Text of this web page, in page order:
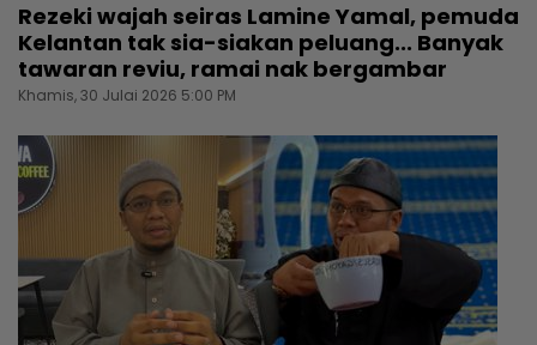
Rezeki wajah seiras Lamine Yamal, pemuda
Kelantan tak sia-siakan peluang... Banyak
tawaran reviu, ramai nak bergambar
Khamis, 30 Julai 2026 5:00 PM